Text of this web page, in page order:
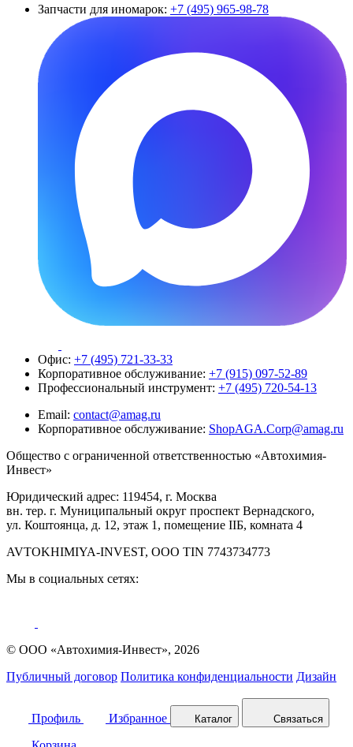
Запчасти для иномарок: +7 (495) 965-98-78
Офис: +7 (495) 721-33-33
Корпоративное обслуживание: +7 (915) 097-52-89
Профессиональный инструмент: +7 (495) 720-54-13
Email: contact@amag.ru
Корпоративное обслуживание: ShopAGA.Corp@amag.ru
Общество с ограниченной ответственностью «Автохимия-
Инвест»
Юридический адрес: 119454, г. Москва
вн. тер. г. Муниципальный округ проспект Вернадского,
ул. Коштоянца, д. 12, этаж 1, помещение IIБ, комната 4
AVTOKHIMIYA-INVEST, OOO TIN 7743734773
Мы в социальных сетях:
© ООО «Автохимия-Инвест», 2026
Публичный договор Политика конфиденциальности Дизайн
Профиль Избранное Каталог Связаться